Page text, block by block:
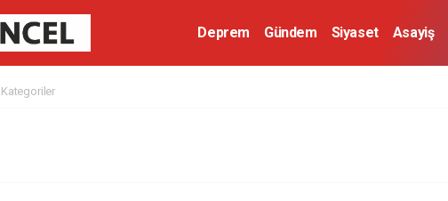
Deprem Gündem Siyaset Asayiş
Kategoriler